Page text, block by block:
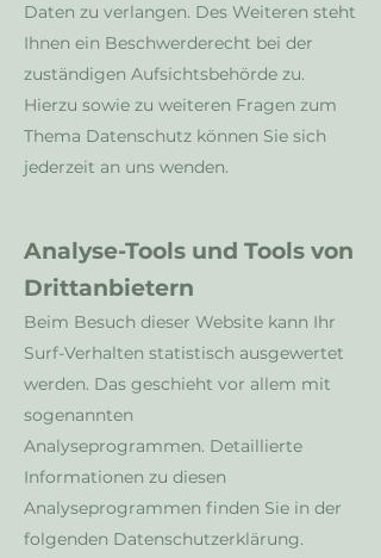
Daten zu verlangen. Des Weiteren steht
Ihnen ein Beschwerderecht bei der
zuständigen Aufsichtsbehörde zu.
Hierzu sowie zu weiteren Fragen zum
Thema Datenschutz können Sie sich
jederzeit an uns wenden.
Analyse-Tools und Tools von
Drittanbietern
Beim Besuch dieser Website kann Ihr
Surf-Verhalten statistisch ausgewertet
werden. Das geschieht vor allem mit
sogenannten
Analyseprogrammen. Detaillierte
Informationen zu diesen
Analyseprogrammen finden Sie in der
folgenden Datenschutzerklärung.